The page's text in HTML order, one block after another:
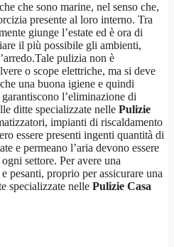
che sono marine, nel senso che,
presente al loro interno. Tra
giunge l’estate ed è ora di
il più possibile gli ambienti,
pulizia non è
o scope elettriche, ma si deve
una buona igiene e quindi
l’eliminazione di
ditte specializzate nelle Pulizie
impianti di riscaldamento
essere presenti ingenti quantità di
e permeano l’aria devono essere
settore. Per avere una
pesanti, proprio per assicurare una
specializzate nelle Pulizie Casa